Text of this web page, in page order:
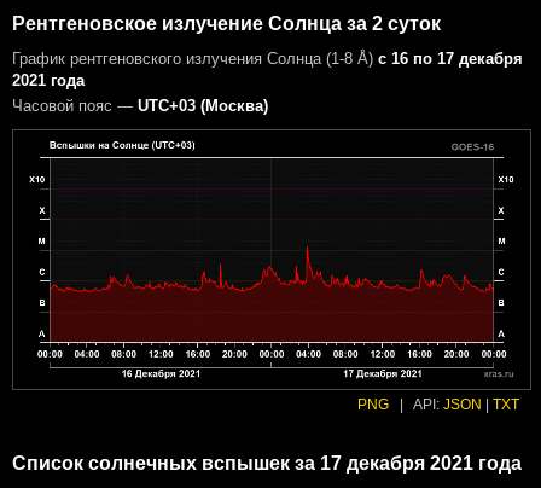
Рентгеновское излучение Солнца за 2 суток
График рентгеновского излучения Солнца (1-8 Å) с 16 по 17 декабря
2021 года
Часовой пояс — UTC+03 (Москва)
PNG API: JSON TXT
Список солнечных вспышек за 17 декабря 2021 года